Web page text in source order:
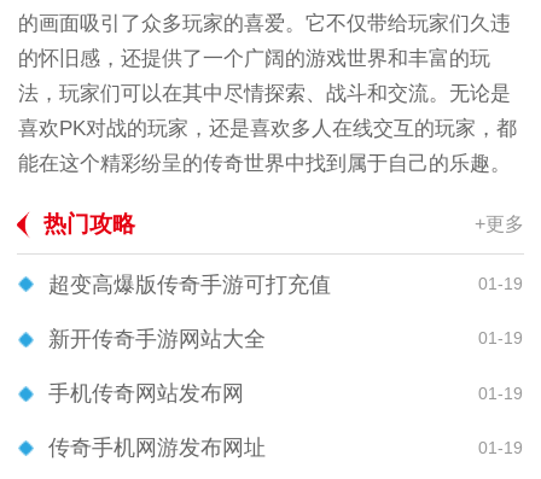
的画面吸引了众多玩家的喜爱。它不仅带给玩家们久违
的怀旧感，还提供了一个广阔的游戏世界和丰富的玩
法，玩家们可以在其中尽情探索、战斗和交流。无论是
喜欢PK对战的玩家，还是喜欢多人在线交互的玩家，都
能在这个精彩纷呈的传奇世界中找到属于自己的乐趣。
热门攻略 +更多
超变高爆版传奇手游可打充值 01-19
新开传奇手游网站大全 01-19
手机传奇网站发布网 01-19
传奇手机网游发布网址 01-19